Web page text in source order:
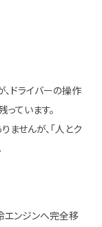
ドライバーの操作
ています。
せんが、「人とク
エンジンへ完全移